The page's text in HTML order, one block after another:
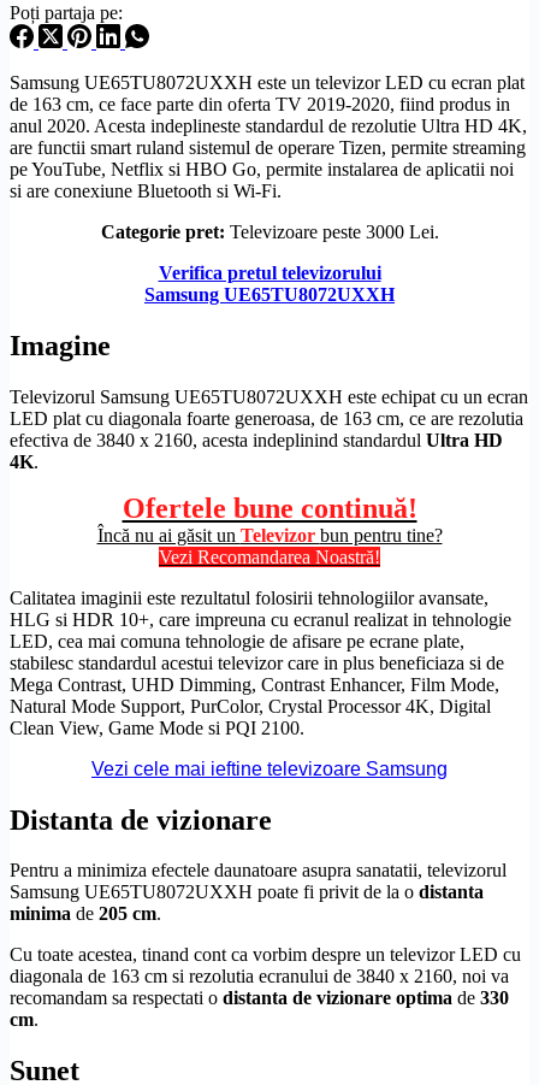
Poți partaja pe:
Samsung UE65TU8072UXXH este un televizor LED cu ecran plat
de 163 cm, ce face parte din oferta TV 2019-2020, fiind produs in
anul 2020. Acesta indeplineste standardul de rezolutie Ultra HD 4K,
are functii smart ruland sistemul de operare Tizen, permite streaming
pe YouTube, Netflix si HBO Go, permite instalarea de aplicatii noi
si are conexiune Bluetooth si Wi-Fi.
Categorie pret: Televizoare peste 3000 Lei.
Verifica pretul televizorului
Samsung UE65TU8072UXXH
Imagine
Televizorul Samsung UE65TU8072UXXH este echipat cu un ecran
LED plat cu diagonala foarte generoasa, de 163 cm, ce are rezolutia
efectiva de 3840 x 2160, acesta indeplinind standardul Ultra HD
4K.
Ofertele bune continuă!
Încă nu ai găsit un Televizor bun pentru tine?
Vezi Recomandarea Noastră!
Calitatea imaginii este rezultatul folosirii tehnologiilor avansate,
HLG si HDR 10+, care impreuna cu ecranul realizat in tehnologie
LED, cea mai comuna tehnologie de afisare pe ecrane plate,
stabilesc standardul acestui televizor care in plus beneficiaza si de
Mega Contrast, UHD Dimming, Contrast Enhancer, Film Mode,
Natural Mode Support, PurColor, Crystal Processor 4K, Digital
Clean View, Game Mode si PQI 2100.
Vezi cele mai ieftine televizoare Samsung
Distanta de vizionare
Pentru a minimiza efectele daunatoare asupra sanatatii, televizorul
Samsung UE65TU8072UXXH poate fi privit de la o distanta
minima de 205 cm.
Cu toate acestea, tinand cont ca vorbim despre un televizor LED cu
diagonala de 163 cm si rezolutia ecranului de 3840 x 2160, noi va
recomandam sa respectati o distanta de vizionare optima de 330
cm.
Sunet